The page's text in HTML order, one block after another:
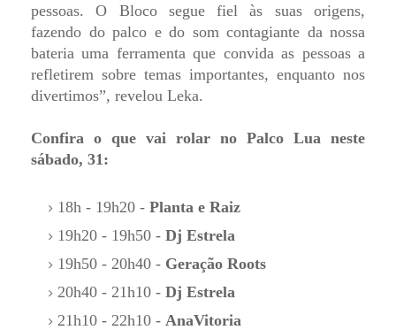
pessoas. O Bloco segue fiel às suas origens,
fazendo do palco e do som contagiante da nossa
bateria uma ferramenta que convida as pessoas a
refletirem sobre temas importantes, enquanto nos
divertimos”, revelou Leka.
Confira o que vai rolar no Palco Lua neste
sábado, 31:
18h - 19h20 - Planta e Raiz
19h20 - 19h50 - Dj Estrela
19h50 - 20h40 - Geração Roots
20h40 - 21h10 - Dj Estrela
21h10 - 22h10 - AnaVitoria